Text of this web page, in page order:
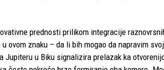
prednosti prilikom integracije
ovom znaku – da li bih mogao da napravim
Jupiteru u Biku signalizira prelazak ka